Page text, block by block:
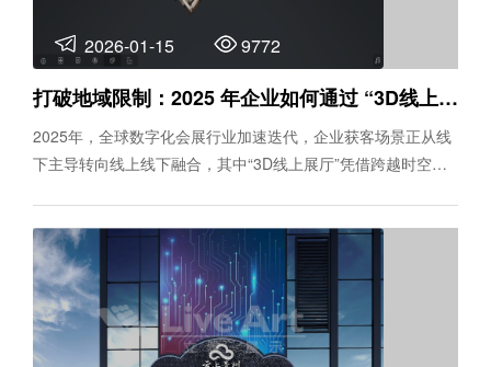
2026-01-15 9772
打破地域限制：2025 年企业如何通过 “3D线上展厅” 实现全球获客？
2025年，全球数字化会展行业加速迭代，企业获客场景正从线
下主导转向线上线下融合，其中“3D线上展厅”凭借跨越时空、
建立信任、高效了解产能实力，传统线下看厂、参展模式已难
以满足需求，而“3D线上展厅”作为一站式线上展览解决方案，
既能实现无边界展示，又能通过实景复刻、沉浸式体验构建信
任壁垒，为全球获客提供全新路径。 本文将从核心价值、落地
优势、实战案例三方面，拆解“3D线上展厅”的获客逻辑，助力